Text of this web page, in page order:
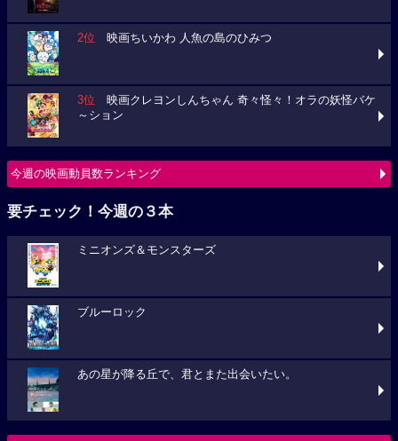
2位 映画ちいかわ 人魚の島のひみつ
3位 映画クレヨンしんちゃん 奇々怪々！オラの妖怪バケ
～ション
今週の映画動員数ランキング
要チェック！今週の３本
ミニオンズ＆モンスターズ
ブルーロック
あの星が降る丘で、君とまた出会いたい。